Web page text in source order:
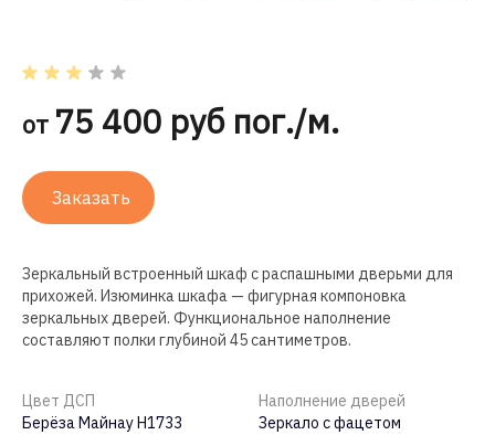
от 75 400 руб пог./м.
Заказать
Зеркальный встроенный шкаф с распашными дверьми для
прихожей. Изюминка шкафа — фигурная компоновка
зеркальных дверей. Функциональное наполнение
составляют полки глубиной 45 сантиметров.
Цвет ДСП
Берёза Майнау Н1733
Наполнение дверей
Зеркало с фацетом